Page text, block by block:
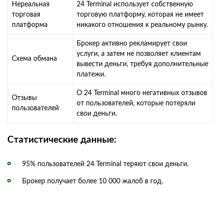
Нереальная
торговая
платформа
24 Terminal использует собственную
торговую платформу, которая не имеет
никакого отношения к реальному рынку.
Схема обмана
Брокер активно рекламирует свои
услуги, а затем не позволяет клиентам
вывести деньги, требуя дополнительные
платежи.
Отзывы
пользователей
О 24 Terminal много негативных отзывов
от пользователей, которые потеряли
свои деньги.
Статистические данные:
95% пользователей 24 Terminal теряют свои деньги.
Брокер получает более 10 000 жалоб в год.